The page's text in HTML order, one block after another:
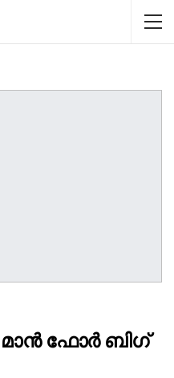
ഫോർ ബിഗ്